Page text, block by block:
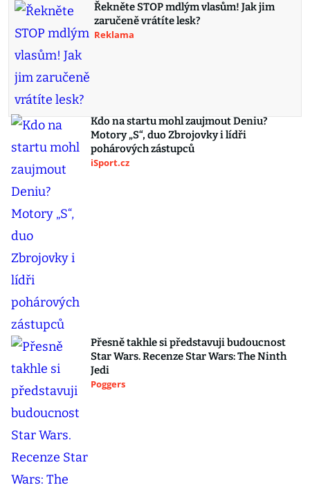
Řekněte STOP mdlým vlasům! Jak jim
zaručeně vrátíte lesk?
Reklama
Kdo na startu mohl zaujmout Deniu?
Motory „S“, duo Zbrojovky i lídři
pohárových zástupců
iSport.cz
Přesně takhle si představuji budoucnost
Star Wars. Recenze Star Wars: The Ninth
Jedi
Poggers